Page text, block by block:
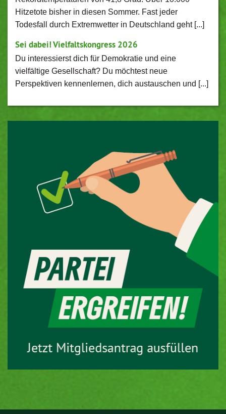
Hitzetote bisher in diesen Sommer. Fast jeder
Todesfall durch Extremwetter in Deutschland geht [...]
Sei dabei! Vielfaltskongress 2026
Du interessierst dich für Demokratie und eine
vielfältige Gesellschaft? Du möchtest neue
Perspektiven kennenlernen, dich austauschen und [...]